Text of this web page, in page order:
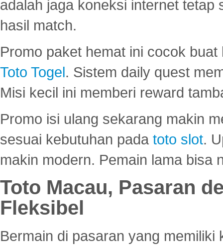
adalah jaga koneksi internet tetap
hasil match.
Promo paket hemat ini cocok
Toto Togel. Sistem daily quest
Misi kecil ini memberi reward
Promo isi ulang sekarang makin
sesuai kebutuhan pada toto slot.
makin modern. Pemain lama bisa
Toto Macau, Pasaran
Fleksibel
Bermain di pasaran yang